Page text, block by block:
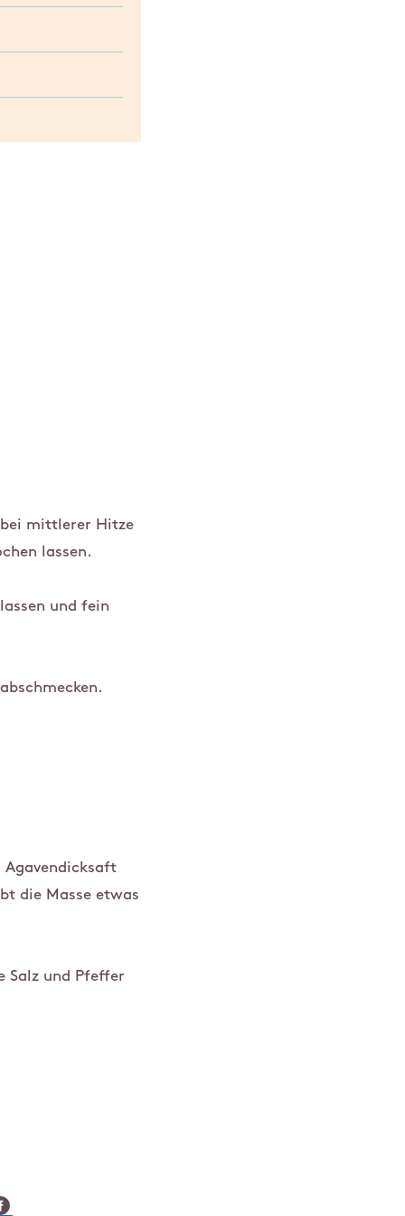
mittlerer Hitze
lassen.
und fein
Agavendicksaft
die Masse etwas
Salz und Pfeffer